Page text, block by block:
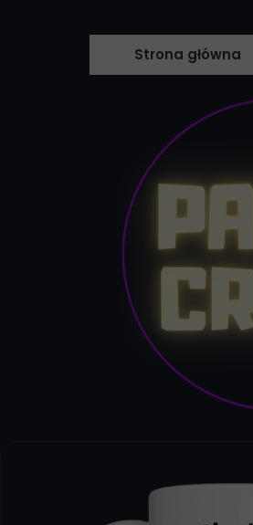
Strona główna